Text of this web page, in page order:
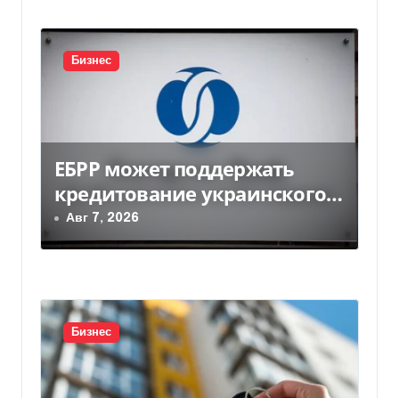
и
м
Бизнес
ЕБРР может поддержать
кредитование украинского
бизнеса на 300 млн евро —
Delo.ua
Авг 7, 2026
Бизнес